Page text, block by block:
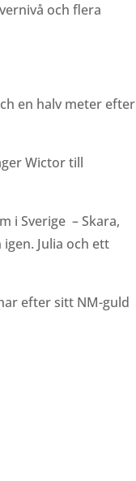
och flera
en halv meter efter
Wictor till
i Sverige – Skara,
Julia och ett
efter sitt NM-guld